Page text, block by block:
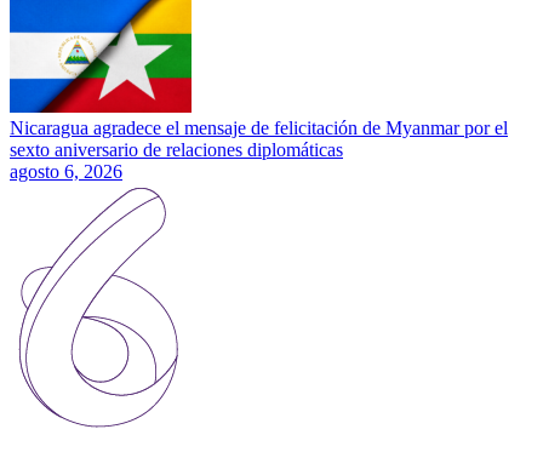
Nicaragua agradece el mensaje de felicitación de Myanmar por el
sexto aniversario de relaciones diplomáticas
agosto 6, 2026